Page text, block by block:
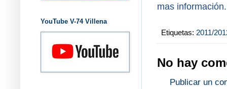
mas
Etiquetas: 2011/
No hay
Publicar un
YouTube V-74 Villena